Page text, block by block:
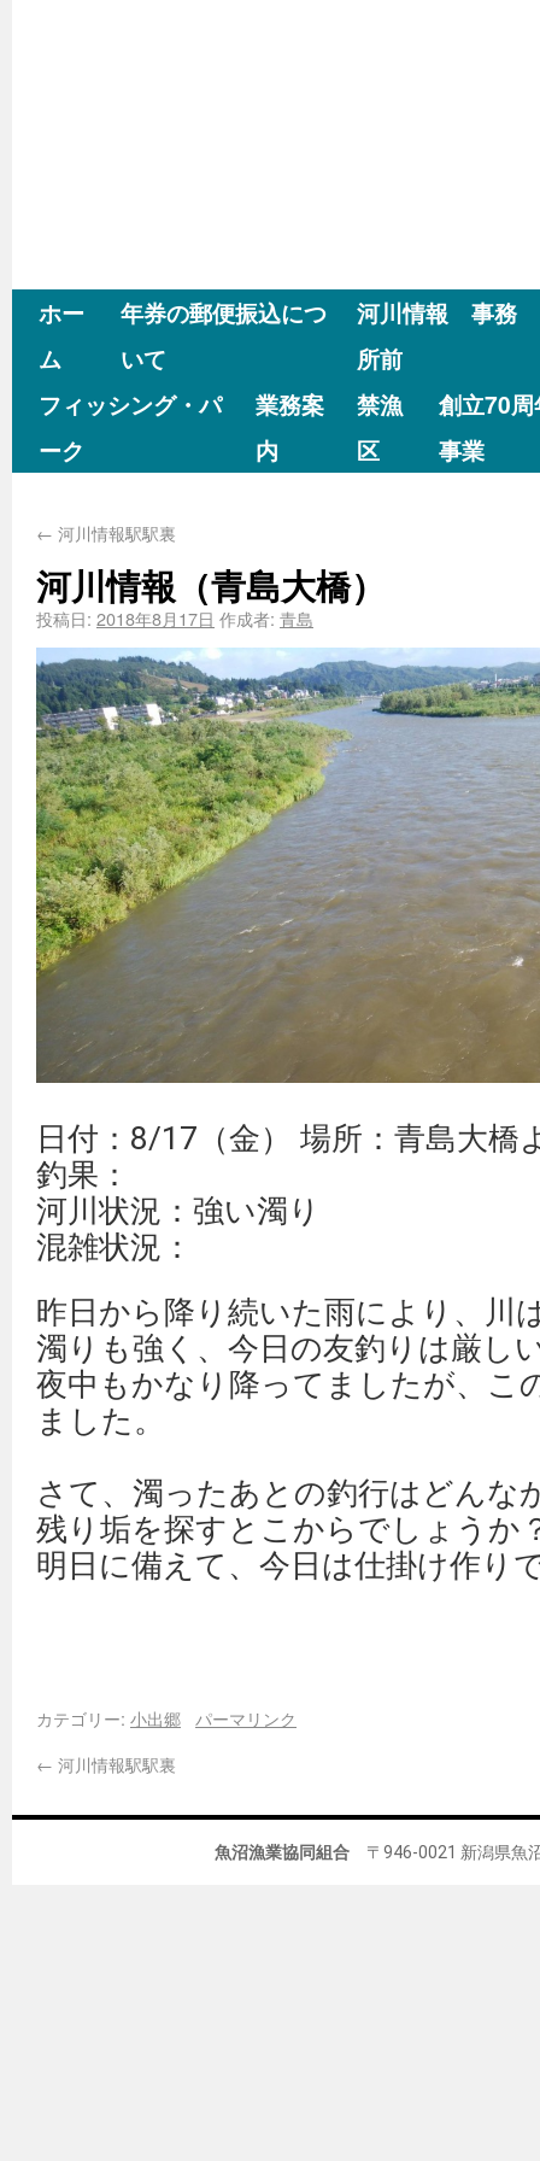
ホー
ム
年券の郵便振込につ
いて
河川情報 事務
所前
フィッシング・パ
ーク
業務案
内
禁漁
区
創立70
事業
← 河川情報駅駅裏
河川情報（青島大橋）
投稿日: 2018年8月17日 作成者: 青島
日付：8/17（金） 場所：青島大橋
釣果：
河川状況：強い濁り
混雑状況：
昨日から降り続いた雨により、川
濁りも強く、今日の友釣りは厳し
夜中もかなり降ってましたが、こ
ました。
さて、濁ったあとの釣行はどんな
残り垢を探すとこからでしょうか
明日に備えて、今日は仕掛け作り
カテゴリー: 小出郷
パーマリンク
← 河川情報駅駅裏
魚沼漁業協同組合 〒946-0021 新潟県魚